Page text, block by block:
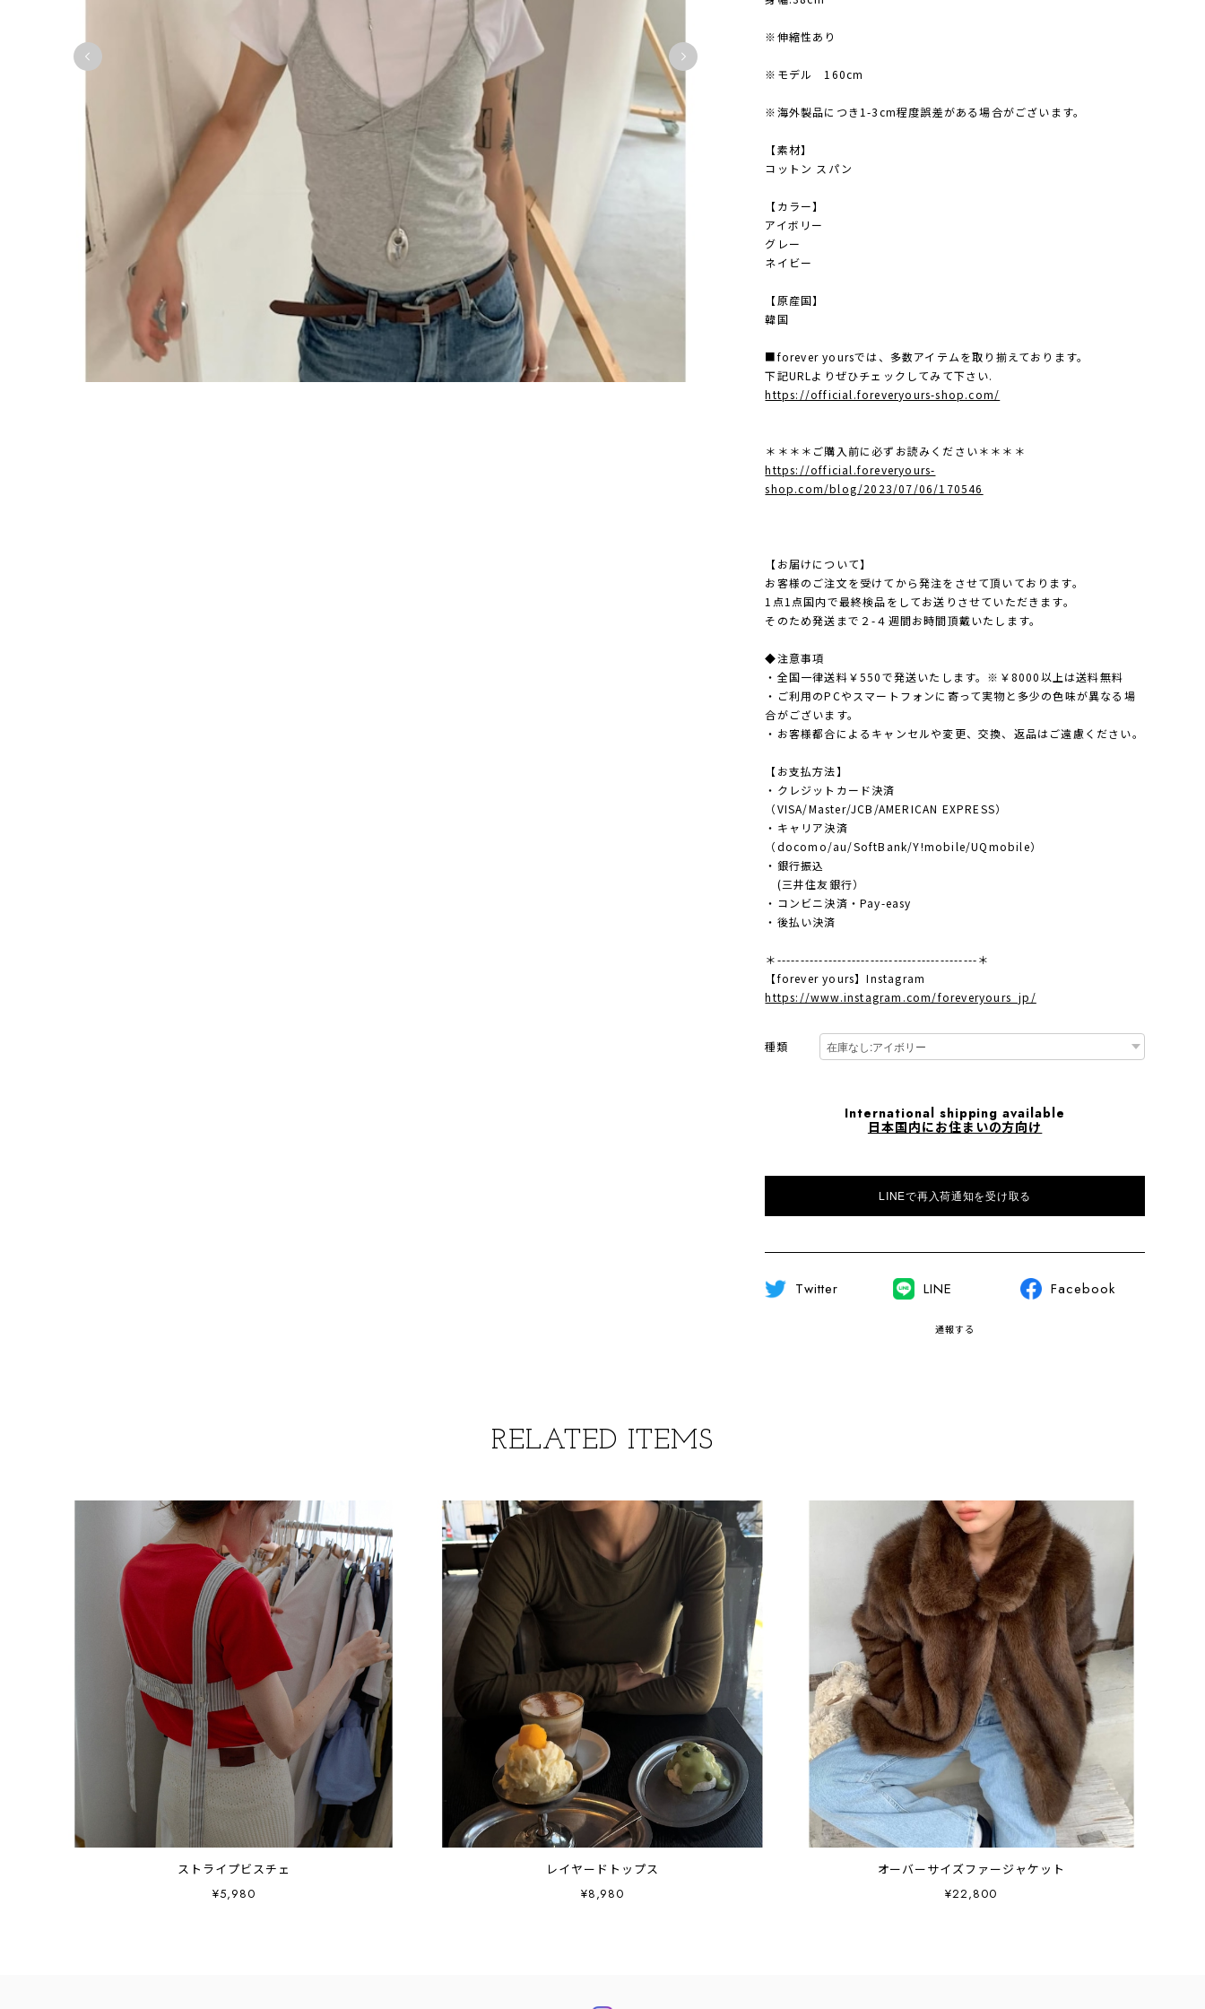
※伸縮性あり
※モデル 160cm
※海外製品につき1-3cm程度誤差がある場合がございます。
【素材】
コットン スパン
【カラー】
アイボリー
グレー
ネイビー
【原産国】
韓国
■forever yoursでは、多数アイテムを取り揃えております。
下記URLよりぜひチェックしてみて下さい.
https://official.foreveryours-shop.com/
＊＊＊＊ご購入前に必ずお読みください＊＊＊＊
https://official.foreveryours-
shop.com/blog/2023/07/06/170546
【お届けについて】
お客様のご注文を受けてから発注をさせて頂いております。
1点1点国内で最終検品をしてお送りさせていただきます。
そのため発送まで２-４週間お時間頂戴いたします。
◆注意事項
・全国一律送料￥550で発送いたします。※￥8000以上は送料無料
・ご利用のPCやスマートフォンに寄って実物と多少の色味が異なる場
合がございます。
・お客様都合によるキャンセルや変更、交換、返品はご遠慮ください。
【お支払方法】
・クレジットカード決済
（VISA/Master/JCB/AMERICAN EXPRESS）
・キャリア決済
（docomo/au/SoftBank/Y!mobile/UQmobile）
・銀行振込
(三井住友銀行）
・コンビニ決済・Pay-easy
・後払い決済
＊-------------------------------------------＊
【forever yours】Instagram
https://www.instagram.com/foreveryours_jp/
種類
International shipping available
日本国内にお住まいの方向け
LINEで再入荷通知を受け取る
Twitter LINE Facebook
通報する
RELATED ITEMS
ストライプビスチェ
¥5,980
レイヤードトップス
¥8,980
オーバーサイズファージャケット
¥22,800